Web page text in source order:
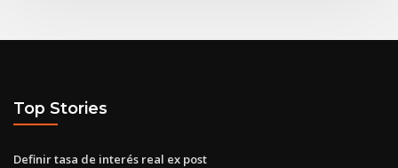
Top Stories
Definir tasa de interés real ex post